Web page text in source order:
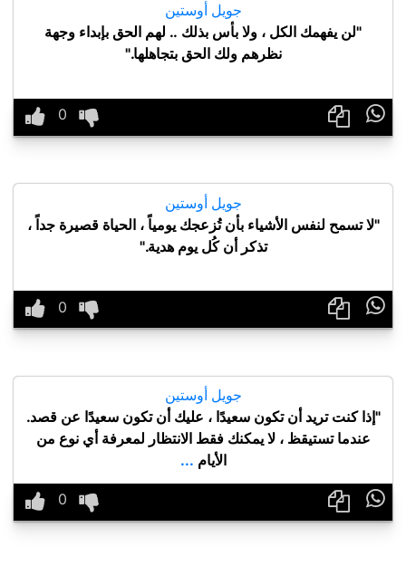
جويل أوستين
"لن يفهمك الكل ، ولا بأس بذلك .. لهم الحق بإبداء وجهة
نظرهم ولك الحق بتجاهلها."

جويل أوستين
"لا تسمح لنفس الأشياء بأن تُزعجك يومياً ، الحياة قصيرة جداً ،
تذكر أن كُل يوم هدية."

جويل أوستين
"إذا كنت تريد أن تكون سعيدًا ، عليك أن تكون سعيدًا عن قصد.
عندما تستيقظ ، لا يمكنك فقط الانتظار لمعرفة أي نوع من
الأيام ...
